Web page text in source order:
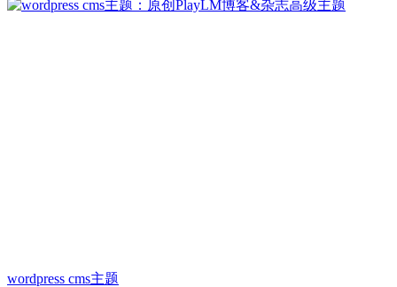
wordpress cms主题